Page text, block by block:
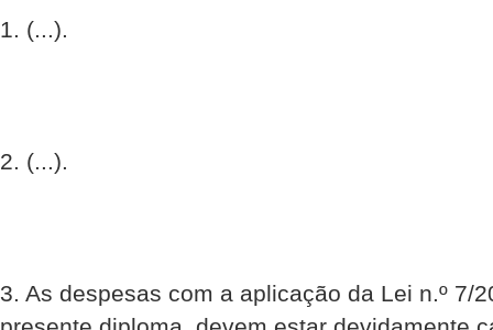
1. (...).
2. (...).
3. As despesas com a aplicação da Lei n.º 7/